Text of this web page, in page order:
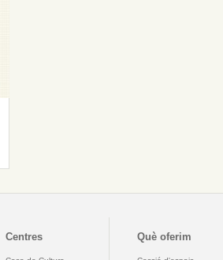
Centres Què oferim